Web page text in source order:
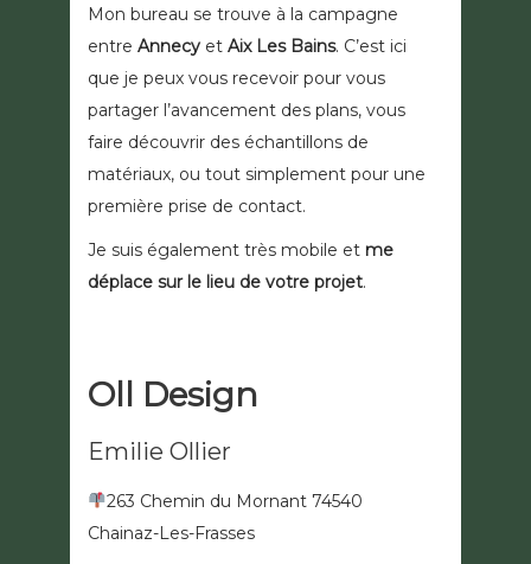
Mon bureau se trouve à la campagne
entre Annecy et Aix Les Bains. C’est ici
que je peux vous recevoir pour vous
partager l’avancement des plans, vous
faire découvrir des échantillons de
matériaux, ou tout simplement pour une
première prise de contact.
Je suis également très mobile et me
déplace sur le lieu de votre projet.
Oll Design
Emilie Ollier
263 Chemin du Mornant 74540
Chainaz-Les-Frasses